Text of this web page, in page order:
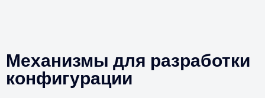
Механизмы для разработки
конфигурации